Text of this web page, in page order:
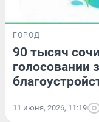
ГОРОД
90 тысяч
голосовании
11 июня, 2026, 11:19